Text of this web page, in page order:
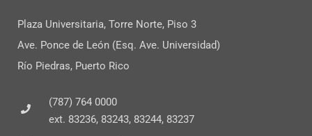
Plaza Universitaria, Torre Norte, Piso 3
Ave. Ponce de León (Esq. Ave. Universidad)
Río Piedras, Puerto Rico
(787) 764 0000
ext. 83236, 83243, 83244, 83237